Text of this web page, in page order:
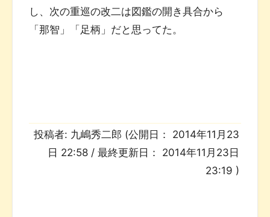
し、次の重巡の改二は図鑑の開き具合から
「那智」「足柄」だと思ってた。
投稿者: 九嶋秀二郎 (公開日： 2014年11月23
日 22:58 / 最終更新日： 2014年11月23日
23:19 )